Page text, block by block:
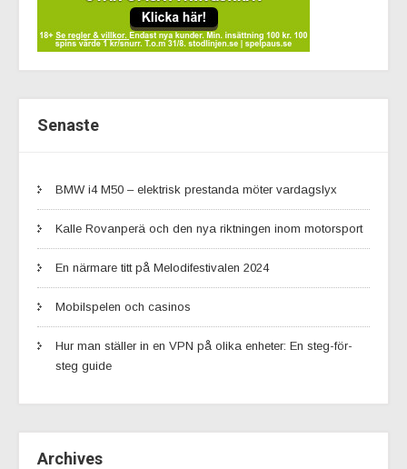
Senaste
BMW i4 M50 – elektrisk prestanda möter vardagslyx
Kalle Rovanperä och den nya riktningen inom motorsport
En närmare titt på Melodifestivalen 2024
Mobilspelen och casinos
Hur man ställer in en VPN på olika enheter: En steg-för-
steg guide
Archives